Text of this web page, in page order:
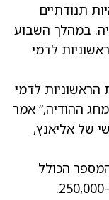
תנודתיים
במהלך השבוע
הראשוניות לדמי
הראשוניות לדמי
ההודיה,” אמר
של אליאנץ,
הכולל